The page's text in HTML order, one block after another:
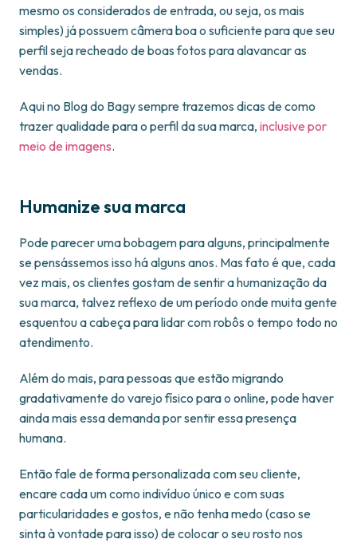
mesmo os considerados de entrada, ou seja, os mais
simples) já possuem câmera boa o suficiente para que seu
perfil seja recheado de boas fotos para alavancar as
vendas.
Aqui no Blog do Bagy sempre trazemos dicas de como
trazer qualidade para o perfil da sua marca, inclusive por
meio de imagens.
Humanize sua marca
Pode parecer uma bobagem para alguns, principalmente
se pensássemos isso há alguns anos. Mas fato é que, cada
vez mais, os clientes gostam de sentir a humanização da
sua marca, talvez reflexo de um período onde muita gente
esquentou a cabeça para lidar com robôs o tempo todo no
atendimento.
Além do mais, para pessoas que estão migrando
gradativamente do varejo físico para o online, pode haver
ainda mais essa demanda por sentir essa presença
humana.
Então fale de forma personalizada com seu cliente,
encare cada um como indivíduo único e com suas
particularidades e gostos, e não tenha medo (caso se
sinta à vontade para isso) de colocar o seu rosto nos